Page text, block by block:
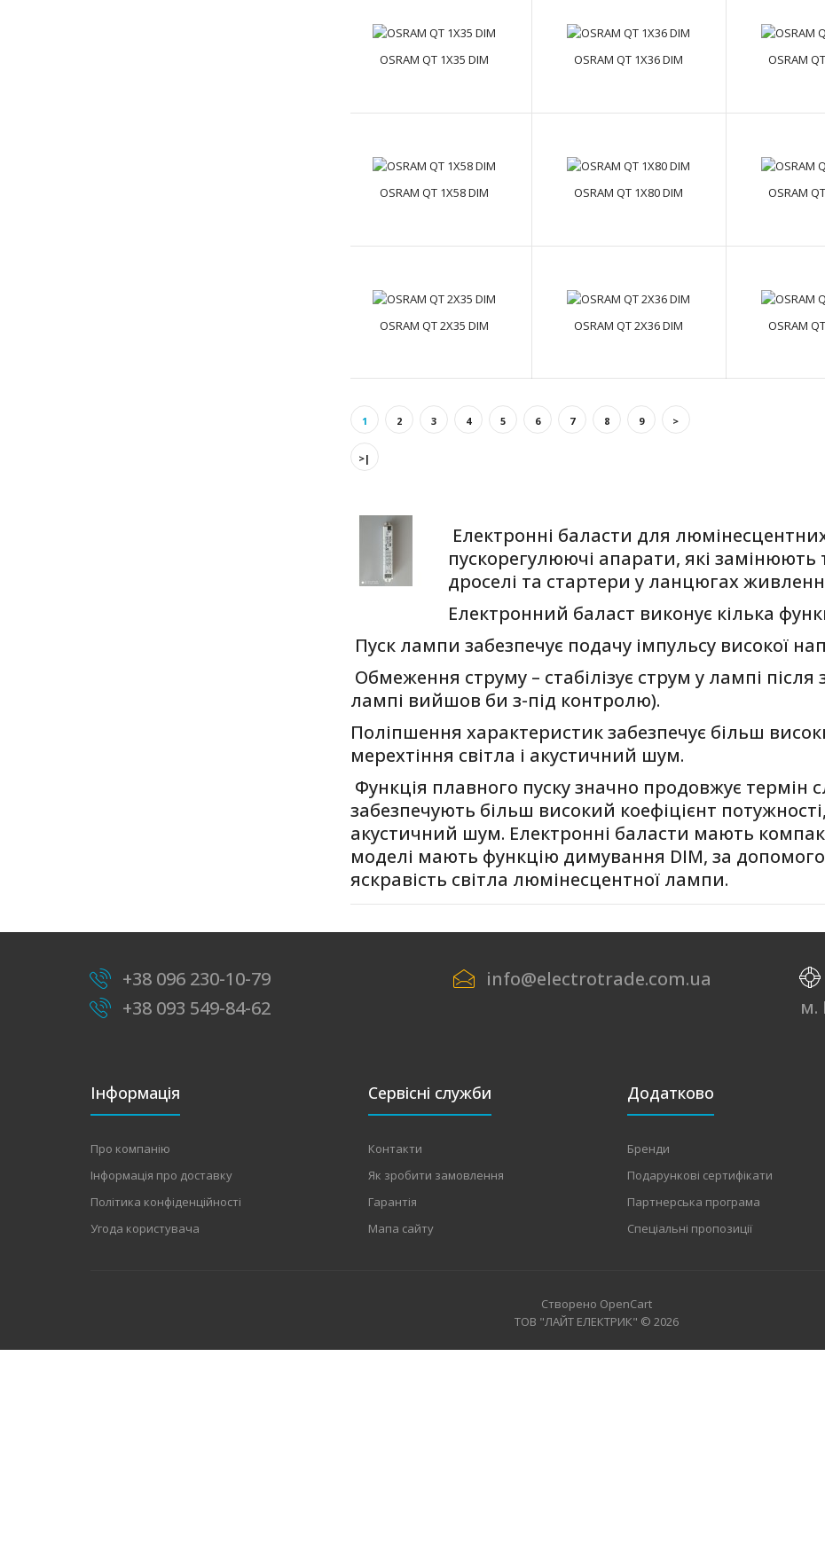
text_zero
OSRAM QT 1X28 DIM
OSRAM QT 1X49 DIM
OSRAM QT 1X54 DIM
text_zero
OSRAM QT 1X58 DIM
text_zero
OSRAM QT 1X80 DIM
OSRAM QT 2X18 DIM
text_zero
text_zero
OSRAM QT 1X35 DIM OSRAM QT 1X36 DIM OSRAM
OSRAM QT 1X58 DIM OSRAM QT 1X80 DIM OSRAM
OSRAM QT 2X35 DIM OSRAM QT 2X36 DIM OSRAM
1 2 3 4 5 6 7 8 9 >
>|
Електронні баласти для
пускорегулюючі апарати, які замінюють
дроселі та стартери у ланцюгах
Електронний баласт виконує кілька
Пуск лампи забезпечує подачу імпульсу високої
Обмеження струму – стабілізує струм у лампі
лампі вийшов би з-під контролю).
Поліпшення характеристик забезпечує більш
мерехтіння світла і акустичний шум.
Функція плавного пуску значно продовжує термін
забезпечують більш високий коефіцієнт
акустичний шум. Електронні баласти мають
моделі мають функцію димування DIM, за
яскравість світла люмінесцентної лампи.
+38 096 230-10-79
+38 093 549-84-62
info@electrotrade.com.ua
м.
Інформація
Про компанію
Інформація про доставку
Політика конфіденційності
Угода користувача
Сервісні служби
Контакти
Як зробити замовлення
Гарантія
Мапа сайту
Додатково
Бренди
Подарункові сертифікати
Партнерська програма
Спеціальні пропозиції
Створено OpenCart
ТОВ "ЛАЙТ ЕЛЕКТРИК" © 2026